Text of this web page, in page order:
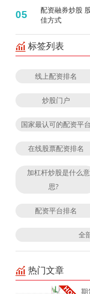
05
配资融券炒股
佳方式
标签列表
线上配资排名
炒股门户
国家最认可的配资平台
在线股票配资排名
加杠杆炒股是什么意
思?
配资平台排名
全
热门文章
期